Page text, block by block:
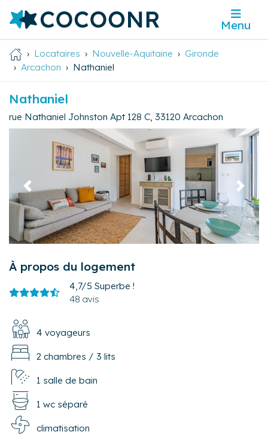
Menu
Locataires Nouvelle-Aquitaine
Gironde
Arcachon
Nathaniel
Nathaniel
rue Nathaniel Johnston Apt 128 C 33120 Arcachon
Précédent
À propos du logement
4,7/5 Superbe !
48 avis
4 voyageurs
2 chambres / 3 lits
1 salle de bain
1 wc séparé
climatisation